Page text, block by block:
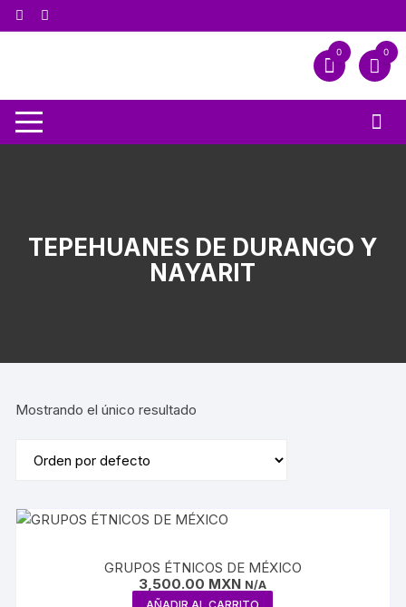
0 0
TEPEHUANES DE DURANGO Y
NAYARIT
Mostrando el único resultado
GRUPOS ÉTNICOS DE MÉXICO
3,500.00 MXN N/A